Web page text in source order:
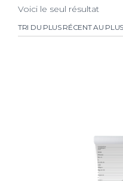
Voici le seul résultat